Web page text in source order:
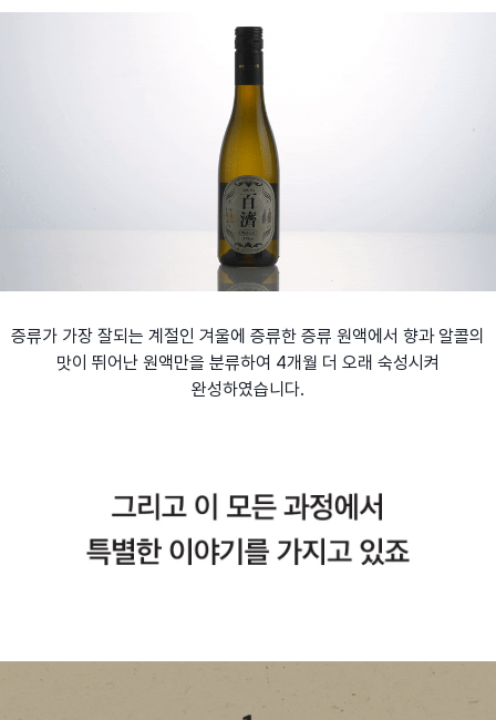
증류가 가장 잘되는 계절인 겨울에 증류한 증류 원액에서 향과 알콜의
맛이 뛰어난 원액만을 분류하여 4개월 더 오래 숙성시켜
완성하였습니다.